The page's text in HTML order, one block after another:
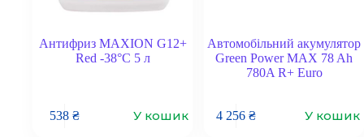
Антифриз MAXION G12+
Red -38°C 5 л
538 ₴ У кошик
Автомобільний акумулятор
Green Power MAX 78 Ah
780A R+ Euro
4 256 ₴ У кошик